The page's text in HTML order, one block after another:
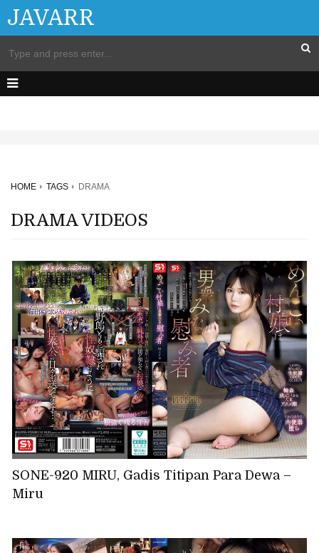
JAVARR
HOME TAGS DRAMA
DRAMA VIDEOS
SONE-920 MIRU, Gadis Titipan Para Dewa –
Miru